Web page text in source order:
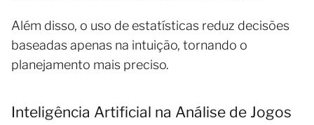
Além disso, o uso de estatísticas reduz decisões
baseadas apenas na intuição, tornando o
planejamento mais preciso.
Inteligência Artificial na Análise de Jogos